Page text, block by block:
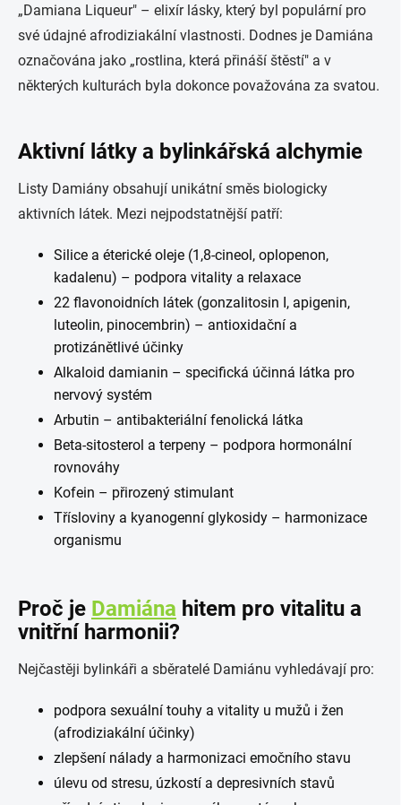
„Damiana Liqueur" – elixír lásky, který byl populární pro
své údajné afrodiziakální vlastnosti. Dodnes je Damiána
označována jako „rostlina, která přináší štěstí" a v
některých kulturách byla dokonce považována za svatou.
Aktivní látky a bylinkářská alchymie
Listy Damiány obsahují unikátní směs biologicky
aktivních látek. Mezi nejpodstatnější patří:
Silice a éterické oleje (1,8-cineol, oplopenon,
kadalenu) – podpora vitality a relaxace
22 flavonoidních látek (gonzalitosin I, apigenin,
luteolin, pinocembrin) – antioxidační a
protizánětlivé účinky
Alkaloid damianin – specifická účinná látka pro
nervový systém
Arbutin – antibakteriální fenolická látka
Beta-sitosterol a terpeny – podpora hormonální
rovnováhy
Kofein – přirozený stimulant
Třísloviny a kyanogenní glykosidy – harmonizace
organismu
Proč je Damiána hitem pro vitalitu a
vnitřní harmonii?
Nejčastěji bylinkáři a sběratelé Damiánu vyhledávají pro:
podpora sexuální touhy a vitality u mužů i žen
(afrodiziakální účinky)
zlepšení nálady a harmonizaci emočního stavu
úlevu od stresu, úzkostí a depresivních stavů